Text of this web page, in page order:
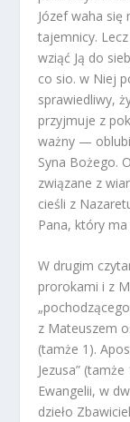
Józef waha się
tajemnicy.
wziąć Ją do
co sio. w Niej
sprawiedliwy,
przyjmuje z
ważny —
Syna Bożego.
związane z
cieśli z
Pana, który ma
W drugim
prorokami i z
z Mateuszem
(tamże 1).
Jezusa”
Ewangelii, w
dzieło